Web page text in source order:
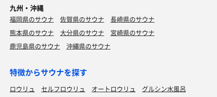
九州・沖縄
福岡県のサウナ 佐賀県のサウナ
長崎県のサウナ
熊本県のサウナ
大分県のサウナ
宮崎県のサウナ
鹿児島県のサウナ
沖縄県のサウナ
特徴からサウナを探す
ロウリュ セルフロウリュ オートロウリュ
グルシン水風呂